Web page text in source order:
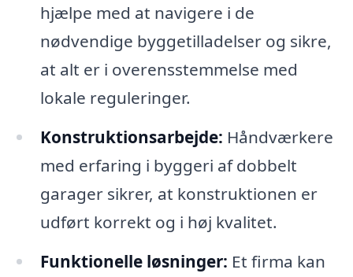
hjælpe med at navigere i de
nødvendige byggetilladelser og sikre,
at alt er i overensstemmelse med
lokale reguleringer.
Konstruktionsarbejde: Håndværkere
med erfaring i byggeri af dobbelt
garager sikrer, at konstruktionen er
udført korrekt og i høj kvalitet.
Funktionelle løsninger: Et firma kan